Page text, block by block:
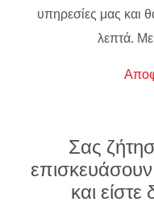
υπηρεσίες μας και
λεπτά.
Σας
και